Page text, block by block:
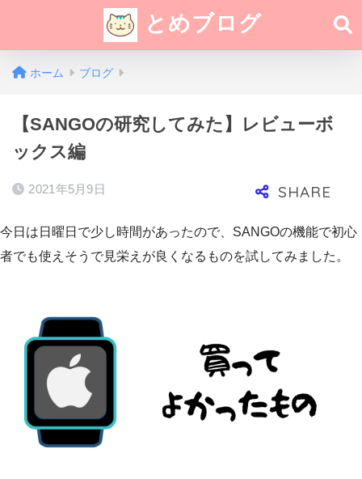
とめブログ
ホーム ブログ
【SANGOの研究してみた】レビューボ
ックス編
2021年5月9日
今日は日曜日で少し時間があったので、SANGOの機能で初心
者でも使えそうで見栄えが良くなるものを試してみました。